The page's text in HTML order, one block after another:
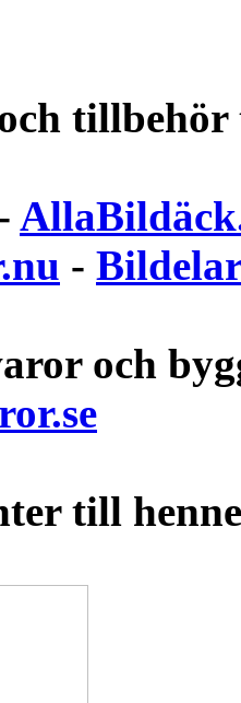
- Bildelar
och
till